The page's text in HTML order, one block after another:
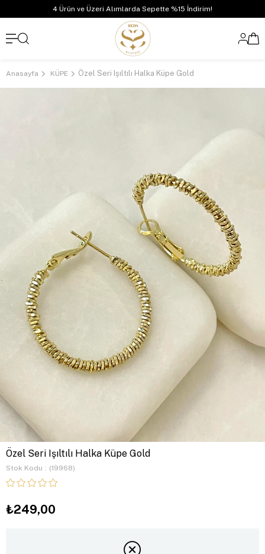
4 Ürün ve Üzeri Alımlarda Sepette %15 İndirim!
Anasayfa KÜPE Özel Seri Işıltılı Halka Küpe Gold
Özel Seri Işıltılı Halka Küpe Gold
Stok Kodu (19968)
₺249,00